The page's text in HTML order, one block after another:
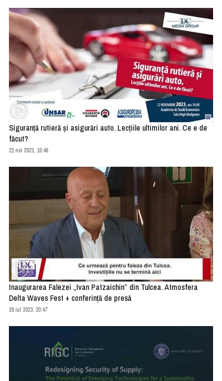
Siguranță rutieră și asigurări auto. Lecțiile ultimilor ani. Ce e de
făcut?
22 noi 2023, 10:46
Inaugurarea Falezei „Ivan Patzaichin” din Tulcea. Atmosfera
Delta Waves Fest + conferință de presă
28 iul 2023, 20:47